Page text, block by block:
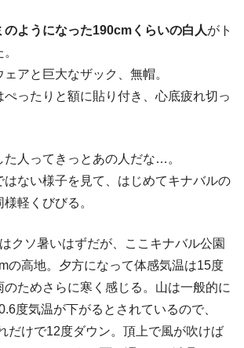
のようになった190cmくらいの白人がト
ェアと巨大なザック、無帽。
ぺったりと額に貼り付き、心底疲れ切っ
た人ってきっとあの人だな…。
はない様子を見て、はじめてキナバルの
軽くびびる。
クソ暑いはずだが、ここキナバル公園
の高地。夕方になって体感気温は15度
のためさらに寒く感じる。山は一般的に
度気温が下がるとされているので、
だけで12度ダウン。頂上で風が吹けば